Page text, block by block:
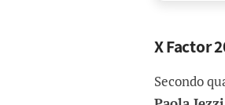
X Factor
Secondo